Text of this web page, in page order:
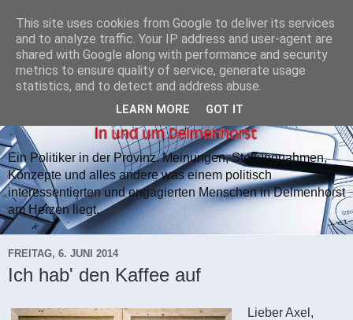
Ein Politiker in der Provinz. Meinungen, Stellungnahmen,
Konzepte und alles andere was einem politisch
interessentierten und engagierten Menschen in Delmenhorst
am Herzen liegt.
FREITAG, 6. JUNI 2014
Ich hab' den Kaffee auf
Lieber Axel,
This site uses cookies from Google to deliver its services
and to analyze traffic. Your IP address and user-agent are
shared with Google along with performance and security
metrics to ensure quality of service, generate usage
statistics, and to detect and address abuse.
LEARN MORE GOT IT